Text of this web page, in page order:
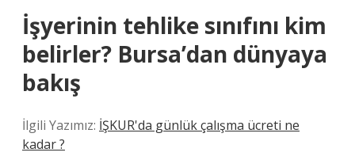
İşyerinin tehlike sınıfını kim
belirler? Bursa’dan dünyaya
bakış
İlgili Yazımız: İŞKUR'da günlük çalışma ücreti ne
kadar ?